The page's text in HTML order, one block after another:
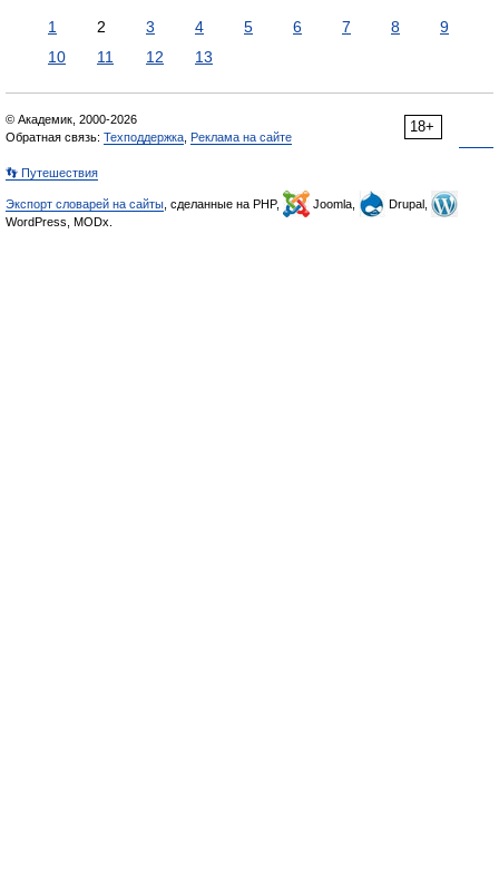
1 2 3 4 5 6 7 8
9
10
11 12 13
18+
© Академик, 2000-2026
Обратная связь: Техподдержка Реклама на сайте
👣 Путешествия
Экспорт словарей на сайты , сделанные на PHP, Joomla,
Drupal,
WordPress, MODx.